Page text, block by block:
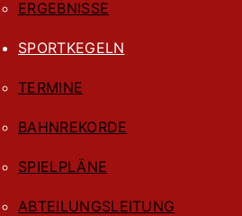
ERGEBNISSE
SPORTKEGELN
TERMINE
BAHNREKORDE
SPIELPLÄNE
ABTEILUNGSLEITUNG